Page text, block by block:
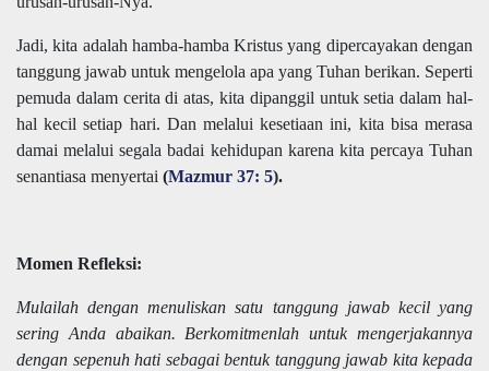
Jadi, kita adalah hamba-hamba Kristus yang dipercayakan dengan
tanggung jawab untuk mengelola apa yang Tuhan berikan. Seperti
pemuda dalam cerita di atas, kita dipanggil untuk setia dalam hal-
hal kecil setiap hari. Dan melalui kesetiaan ini, kita bisa merasa
damai melalui segala badai kehidupan karena kita percaya Tuhan
senantiasa menyertai (Mazmur 37: 5).
Momen Refleksi:
Mulailah dengan menuliskan satu tanggung jawab kecil yang
sering Anda abaikan. Berkomitmenlah untuk mengerjakannya
dengan sepenuh hati sebagai bentuk tanggung jawab kita kepada